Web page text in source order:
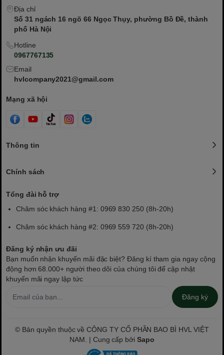
Địa chỉ
Số 31 ngách 16 ngõ 66 Ngọc Thụy, phường Bồ Đề, thành
phố Hà Nội
Hotline
0967767135
Email
hvlcompany2021@gmail.com
Mạng xã hội
Thông tin
Chính sách
Tổng đài hỗ trợ
Chăm sóc khách hàng #1: 0969 830 250 (8h-20h)
Chăm sóc khách hàng #2: 0969 559 720 (8h-20h)
Đăng ký nhận ưu đãi
Bạn muốn nhận khuyến mãi đặc biệt? Đăng kí tham gia ngay cộng
động hơn 68.000+ người theo dõi của chúng tôi để cập nhật
khuyến mãi ngay lập tức
Đăng ký
© Bản quyền thuộc về CÔNG TY CỔ PHẦN BAO BÌ HVL VIỆT
NAM. | Cung cấp bởiSapo